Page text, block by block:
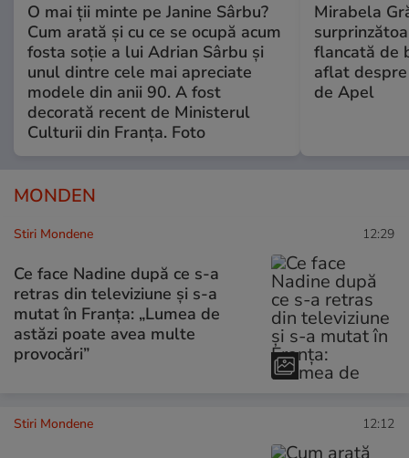
O mai ții minte pe Janine Sârbu?
Cum arată și cu ce se ocupă acum
fosta soție a lui Adrian Sârbu și
unul dintre cele mai apreciate
modele din anii 90. A fost
decorată recent de Ministerul
Culturii din Franța. Foto
Mirabela
flancată de
aflat
de Apel
MONDEN
Stiri Mondene 12:29
Ce face Nadine după ce s-a
retras din televiziune și s-a
mutat în Franța: „Lumea de
astăzi poate avea multe
provocări”
Stiri Mondene 12:12